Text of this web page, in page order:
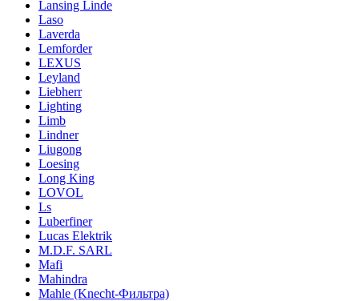
Lansing Linde
Laso
Laverda
Lemforder
LEXUS
Leyland
Liebherr
Lighting
Limb
Lindner
Liugong
Loesing
Long King
LOVOL
Ls
Luberfiner
Lucas Elektrik
M.D.F. SARL
Mafi
Mahindra
Mahle (Knecht-Фильтра)